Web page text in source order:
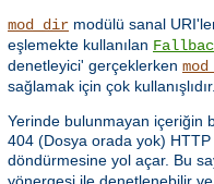
mod_dir modülü sanal
eşlemekte kullanılan
denetleyici' gerçeklerken
sağlamak için çok kullanışlıdır.
Yerinde bulunmayan içeriğin
404 (Dosya orada yok)
döndürmesine yol açar. Bu